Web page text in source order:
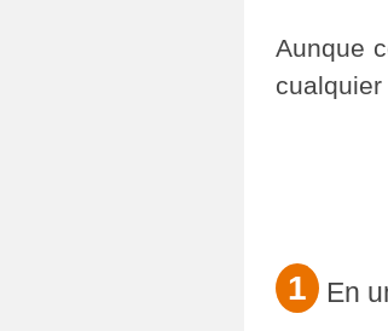
Aunque
1 En